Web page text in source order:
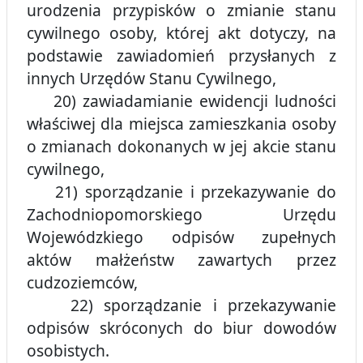
urodzenia przypisków o zmianie stanu
cywilnego osoby, której akt dotyczy, na
podstawie zawiadomień przysłanych z
innych Urzędów Stanu Cywilnego,
20) zawiadamianie ewidencji ludności
właściwej dla miejsca zamieszkania osoby
o zmianach dokonanych w jej akcie stanu
cywilnego,
21) sporządzanie i przekazywanie do
Zachodniopomorskiego Urzędu
Wojewódzkiego odpisów zupełnych
aktów małżeństw zawartych przez
cudzoziemców,
22) sporządzanie i przekazywanie
odpisów skróconych do biur dowodów
osobistych.